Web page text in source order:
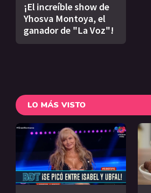
¡El increíble show de
Yhosva Montoya, el
ganador de "La Voz"!
LO MÁS VISTO